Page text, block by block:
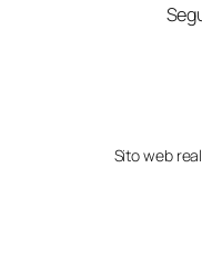
Sito web